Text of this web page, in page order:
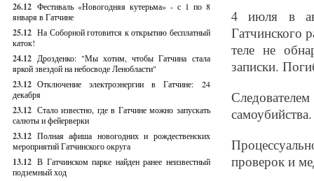
26.12 Фестиваль «Новогодняя кутерьма» - с 1 по 8
января в Гатчине
25.12 На Соборной готовится к открытию бесплатный
каток!
24.12 Дрозденко: "Мы хотим, чтобы Гатчина стала
яркой звездой на небосводе Ленобласти"
23.12 Отключение электроэнергии в Гатчине: 24
декабря
23.12 Стало известно, где в Гатчине можно запускать
салюты и фейерверки
23.12 Полная афиша новогодних и рождественских
мероприятий Гатчинского округа
13.12 В Гатчинском парке найден ранее неизвестный
подземный ход
4 июля в
Гатчинского
теле не
записки.
самоубийства.
проверок и